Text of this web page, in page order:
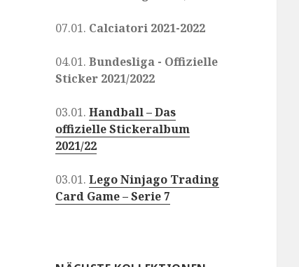
07.01. Calciatori 2021-2022
04.01.Bundesliga - Offizielle
Sticker 2021/2022
03.01.Handball – Das
offizielle Stickeralbum
2021/22
03.01.Lego Ninjago Trading
Card Game – Serie 7